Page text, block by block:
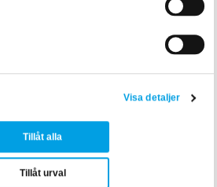
Visa detaljer
Tillåt alla
Tillåt urval
Det vill säga där
är så enkla att göra att de är en
inte en nybeställning av till
en fabrik.
en specifik händelse och arbetar
i byggherrerollen. Deltagarna tar
en ständigt pågående dialog.